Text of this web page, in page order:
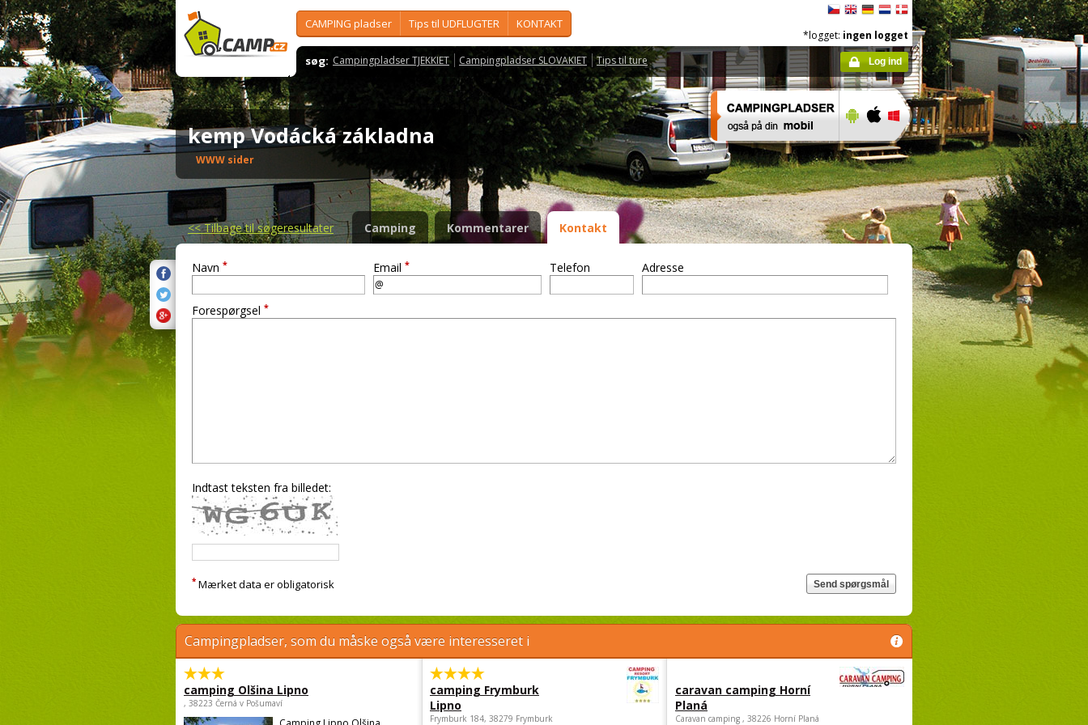
CAMPING pladser Tips til UDFLUGTER KONTAKT
søg: Campingpladser TJEKKIET Campingpladser SLOVAKIET Tips til ture
*logget: ingen logget
Log ind
kemp Vodácká základna
WWW sider
<<Tilbage til søgeresultater Camping Kommentarer Kontakt
Navn * Email * Telefon Adresse
Forespørgsel *
Indtast teksten fra billedet:
* Mærket data er obligatorisk
Campingpladser, som du måske også være interesseret i
camping Olšina Lipno
, 38223 Černá v Pošumaví
camping Frymburk
Lipno
Frymburk 184, 38279 Frymburk
caravan camping Horní
Planá
Caravan camping , 38226 Horní Planá